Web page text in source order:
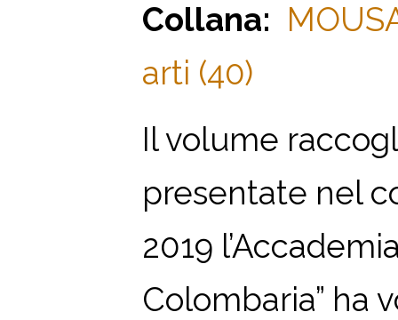
Collana:
arti (40)
Il volume
presentate nel
2019
Colombaria” ha